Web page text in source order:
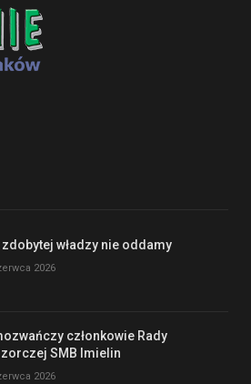
zdobytej władzy nie oddamy
2026
członkowie Rady
SMB Imielin
2026